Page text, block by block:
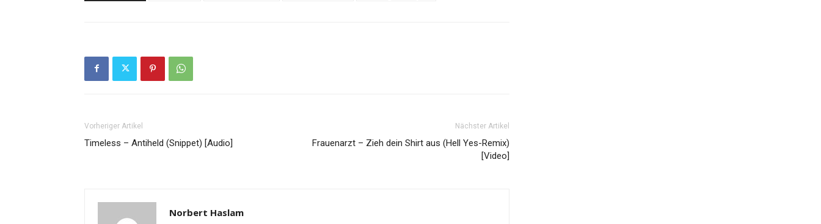
Vorheriger Artikel
Timeless – Antiheld (Snippet) [Audio]
Nächster Artikel
Frauenarzt – Zieh dein Shirt aus (Hell Yes-Remix)
[Video]
Norbert Haslam